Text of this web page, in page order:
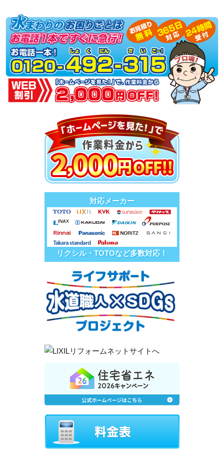
対応メーカー
リクシル・TOTOなど多数対応！